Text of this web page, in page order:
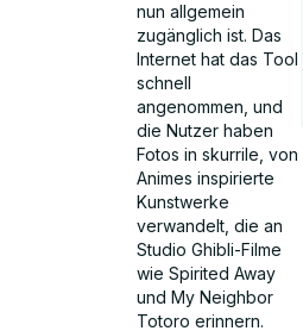
nun allgemein
zugänglich ist. Das
Internet hat das Tool
schnell
angenommen, und
die Nutzer haben
Fotos in skurrile, von
Animes inspirierte
Kunstwerke
verwandelt, die an
Studio Ghibli-Filme
wie Spirited Away
und My Neighbor
Totoro erinnern.